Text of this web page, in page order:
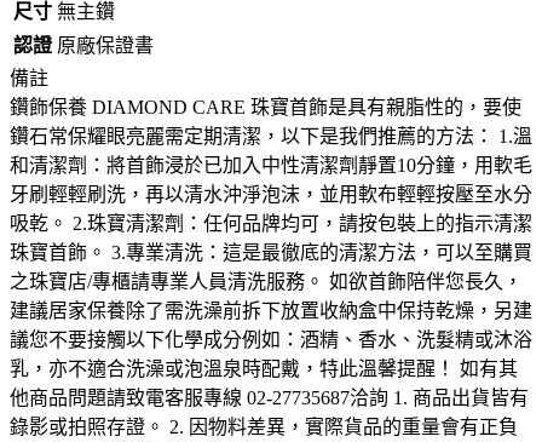
尺寸 無主鑽
認證 原廠保證書
備註
鑽飾保養 DIAMOND CARE 珠寶首飾是具有親脂性的，要使
鑽石常保耀眼亮麗需定期清潔，以下是我們推薦的方法： 1.溫
和清潔劑：將首飾浸於已加入中性清潔劑靜置10分鐘，用軟毛
牙刷輕輕刷洗，再以清水沖淨泡沫，並用軟布輕輕按壓至水分
吸乾。 2.珠寶清潔劑：任何品牌均可，請按包裝上的指示清潔
珠寶首飾。 3.專業清洗：這是最徹底的清潔方法，可以至購買
之珠寶店/專櫃請專業人員清洗服務。 如欲首飾陪伴您長久，
建議居家保養除了需洗澡前拆下放置收納盒中保持乾燥，另建
議您不要接觸以下化學成分例如：酒精、香水、洗髮精或沐浴
乳，亦不適合洗澡或泡溫泉時配戴，特此溫馨提醒！ 如有其
他商品問題請致電客服專線 02-27735687洽詢 1. 商品出貨皆有
錄影或拍照存證。 2. 因物料差異，實際貨品的重量會有正負